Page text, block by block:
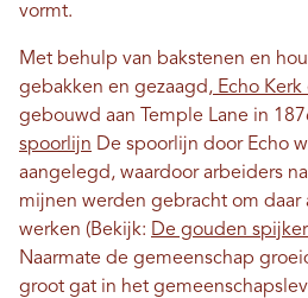
vormt.
Met behulp van bakstenen en
gebakken en gezaagd, Echo Kerk
gebouwd aan Temple Lane in
spoorlijn De spoorlijn door Echo
aangelegd, waardoor arbeiders
mijnen werden gebracht om daar
werken (Bekijk: De gouden
Naarmate de gemeenschap
groot gat in het